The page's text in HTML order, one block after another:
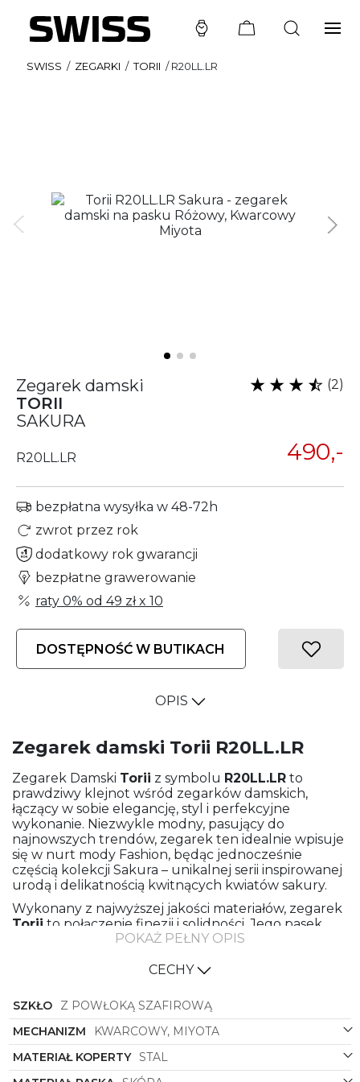
SWISS / ZEGARKI / TORII /R20LL.LR
Zegarek damski
TORII
SAKURA
(2)
R20LL.LR 490,-
bezpłatna wysyłka w 48-72h
zwrot przez rok
dodatkowy rok gwarancji
bezpłatne grawerowanie
raty 0% od 49 złx 10
DOSTĘPNOŚĆ W BUTIKACH
OPIS
Zegarek damski Torii R20LL.LR
Zegarek Damski Torii z symbolu R20LL.LR to
prawdziwy klejnot wśród zegarków damskich,
łączący w sobie elegancję, styl i perfekcyjne
wykonanie. Niezwykle modny, pasujący do
najnowszych trendów, zegarek ten idealnie wpisuje
się w nurt mody Fashion, będąc jednocześnie
częścią kolekcji Sakura – unikalnej serii inspirowanej
urodą i delikatnością kwitnących kwiatów sakury.
Wykonany z najwyższej jakości materiałów, zegarek
Torii to połączenie finezji i solidności. Jego pasek
wykonany ze skóry w kolorze różowym jest
zapewniając komfort noszenia przez wiele godzin.
stali w odcieniu różowego złota, jest nie tylko trwała,
ale również nadaje zegarkowi luksusowego
charakteru.
Kształt koperty o nietypowym, prostokątnym
designie wyróżnia ten zegarek spośród innych
POKAŻ PEŁNY OPIS
CECHY
SZKŁO
Z POWŁOKĄ SZAFIROWĄ
MECHANIZM
KWARCOWY, MIYOTA
MATERIAŁ KOPERTY STAL